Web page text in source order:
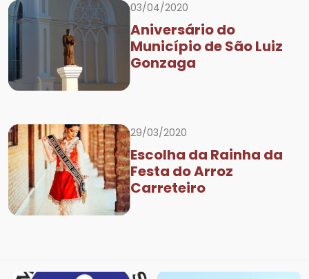
03/04/2020
Aniversário do
Município de São Luiz
Gonzaga
29/03/2020
Escolha da Rainha da
Festa do Arroz
Carreteiro